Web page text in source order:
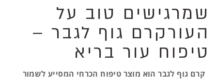
שמרגישים טוב על
העורקרם גוף לגבר –
טיפוח עור בריא
קרם גוף לגבר הוא מוצר טיפוח הכרחי המסייע לשמור